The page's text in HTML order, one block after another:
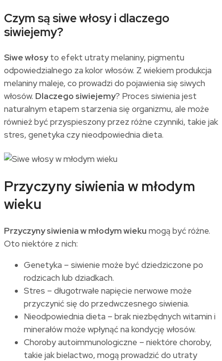
Czym są siwe włosy i dlaczego
siwiejemy?
Siwe włosyto efekt utraty melaniny, pigmentu
odpowiedzialnego za kolor włosów. Z wiekiem produkcja
melaniny maleje, co prowadzi do pojawienia się siwych
włosów. Dlaczego siwiejemy? Proces siwienia jest
naturalnym etapem starzenia się organizmu, ale może
również być przyspieszony przez różne czynniki, takie jak
stres, genetyka czy nieodpowiednia dieta.
Przyczyny siwienia w młodym
wieku
Przyczyny siwienia w młodym wieku mogą być różne.
Oto niektóre z nich:
Genetyka – siwienie może być dziedziczone po
rodzicach lub dziadkach.
Stres – długotrwałe napięcie nerwowe może
przyczynić się do przedwczesnego siwienia.
Nieodpowiednia dieta – brak niezbędnych witamin i
minerałów może wpłynąć na kondycję włosów.
Choroby autoimmunologiczne – niektóre choroby,
takie jak bielactwo, mogą prowadzić do utraty